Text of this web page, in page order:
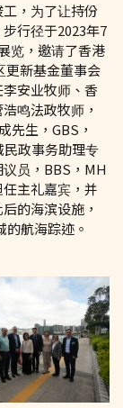
，为了让持份
行径于2023年7
览，邀请了香港
更新基金董事会
安业牧师、香
鸣法政牧师，
先生，GBS，
政事务助理专
员，BBS，MH
主礼嘉宾，并
的海滨设施，
航海踪迹。